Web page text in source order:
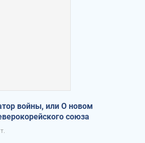
войны, или О новом
союза